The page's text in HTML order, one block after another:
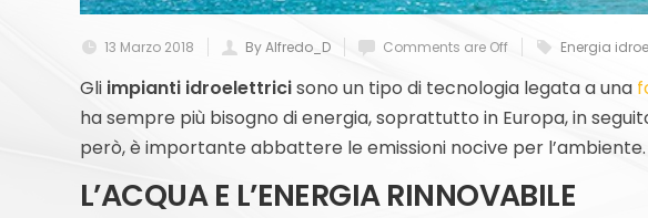
13 Marzo 2018 By Alfredo_D Comments are Off Energia
Gli impianti idroelettricisono un tipo di tecnologia legata a una
ha sempre più bisogno di energia, soprattutto in Europa, in
però, è importante abbattere le emissioni nocive per l’ambiente.
L’ACQUA E L’ENERGIA RINNOVABILE